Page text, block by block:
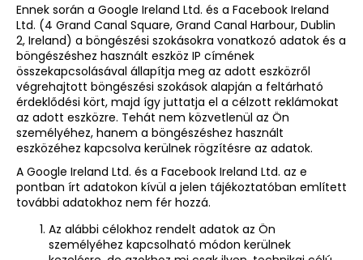
Ennek során a Google Ireland Ltd. és a Facebook Ireland
Ltd. (4 Grand Canal Square, Grand Canal Harbour, Dublin
2, Ireland) a böngészési szokásokra vonatkozó adatok és a
böngészéshez használt eszköz IP címének
összekapcsolásával állapítja meg az adott eszközről
végrehajtott böngészési szokások alapján a feltárható
érdeklődési kört, majd így juttatja el a célzott reklámokat
az adott eszközre. Tehát nem közvetlenül az Ön
személyéhez, hanem a böngészéshez használt
eszközéhez kapcsolva kerülnek rögzítésre az adatok.
A Google Ireland Ltd. és a Facebook Ireland Ltd. az e
pontban írt adatokon kívül a jelen tájékoztatóban említett
további adatokhoz nem fér hozzá.
Az alábbi célokhoz rendelt adatok az Ön
személyéhez kapcsolható módon kerülnek